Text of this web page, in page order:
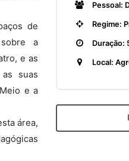
de
a
e as
suas
e a
área,
Pessoal:
Regime:
Duração:
Local: